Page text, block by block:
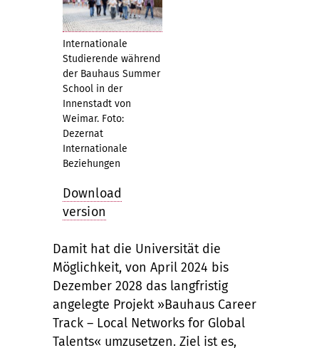
Internationale
Studierende während
der Bauhaus Summer
School in der
Innenstadt von
Weimar. Foto:
Dezernat
Internationale
Beziehungen
Download
version
Damit hat die Universität die
Möglichkeit, von April 2024 bis
Dezember 2028 das langfristig
angelegte Projekt »Bauhaus Career
Track – Local Networks for Global
Talents« umzusetzen. Ziel ist es,